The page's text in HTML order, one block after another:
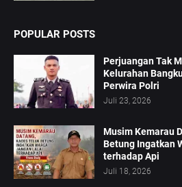
POPULAR POSTS
Perjuangan Tak
Kelurahan
Perwira Polri
Juli 23, 2026
Musim Kemarau
Betung Ingatkan
terhadap Api
Juli 18, 2026